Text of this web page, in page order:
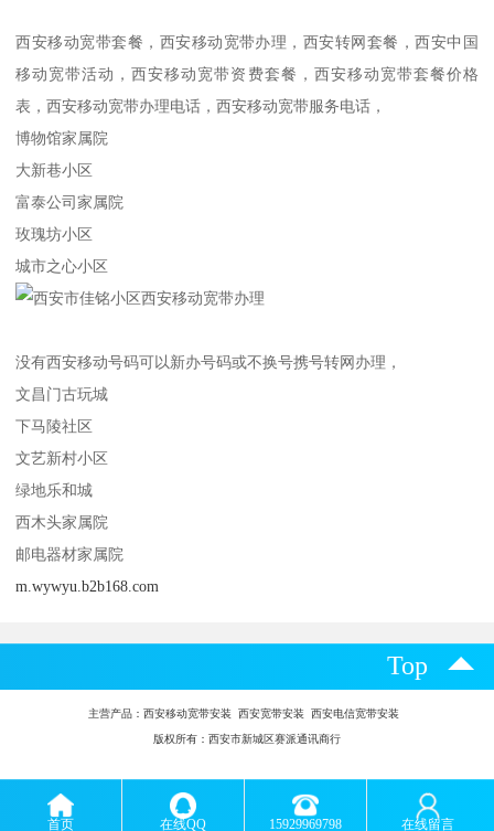
西安移动宽带套餐，西安移动宽带办理，西安转网套餐，西安中国
移动宽带活动，西安移动宽带资费套餐，西安移动宽带套餐价格
表，西安移动宽带办理电话，西安移动宽带服务电话，
博物馆家属院
大新巷小区
富泰公司家属院
玫瑰坊小区
城市之心小区
没有西安移动号码可以新办号码或不换号携号转网办理，
文昌门古玩城
下马陵社区
文艺新村小区
绿地乐和城
西木头家属院
邮电器材家属院
m.wywyu.b2b168.com
Top
主营产品： 西安移动宽带安装 西安宽带安装 西安电信宽带安装
版权所有：西安市新城区赛派通讯商行
首页 在线QQ 15929969798 在线留言